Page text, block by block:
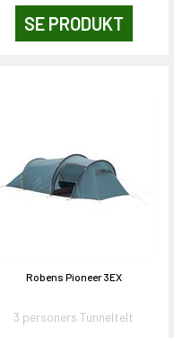
SE PRODUKT
Robens Pioneer 3EX
3 personers Tunneltelt